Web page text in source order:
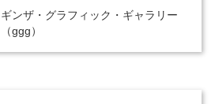
ギンザ・グラフィック・ギャラリー
（ggg）